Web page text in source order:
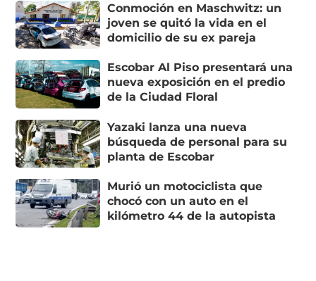
Conmoción en Maschwitz: un
joven se quitó la vida en el
domicilio de su ex pareja
Escobar Al Piso presentará una
nueva exposición en el predio
de la Ciudad Floral
Yazaki lanza una nueva
búsqueda de personal para su
planta de Escobar
Murió un motociclista que
chocó con un auto en el
kilómetro 44 de la autopista